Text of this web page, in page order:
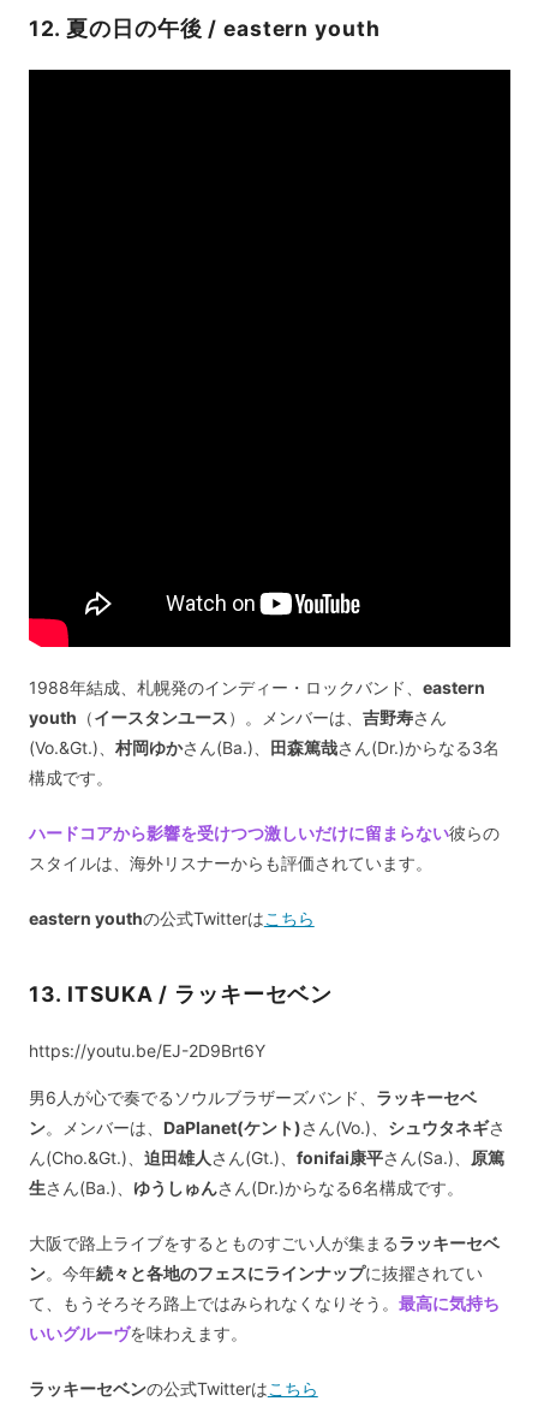
12. 夏の日の午後 / eastern youth
1988年結成、札幌発のインディー・ロックバンド、 eastern
youth （イースタンユース）。メンバーは、 吉野寿さん
(Vo.&Gt.)、 村岡ゆかさん(Ba.)、 田森篤哉さん(Dr.)からなる3名
構成です。
ハードコアから影響を受けつつ激しいだけに留まらない彼らの
スタイルは、海外リスナーからも評価されています。
eastern youthの公式Twitterはこちら
13. ITSUKA / ラッキーセベン
https://youtu.be/EJ-2D9Brt6Y
男6人が心で奏でるソウルブラザーズバンド、 ラッキーセベ
ン。メンバーは、 DaPlanet(ケント)さん(Vo.)、 シュウタネギさ
ん(Cho.&Gt.)、 迫田雄人 さん(Gt.)、 fonifai康平さん(Sa.)、
原篤
生さん(Ba.)、 ゆうしゅんさん(Dr.)からなる6名構成です。
大阪で路上ライブをするとものすごい人が集まるラッキーセベ
ン。今年続々と各地のフェスにラインナップに抜擢されてい
て、もうそろそろ路上ではみられなくなりそう。 最高に気持ち
いいグルーヴを味わえます。
ラッキーセベンの公式Twitterはこちら